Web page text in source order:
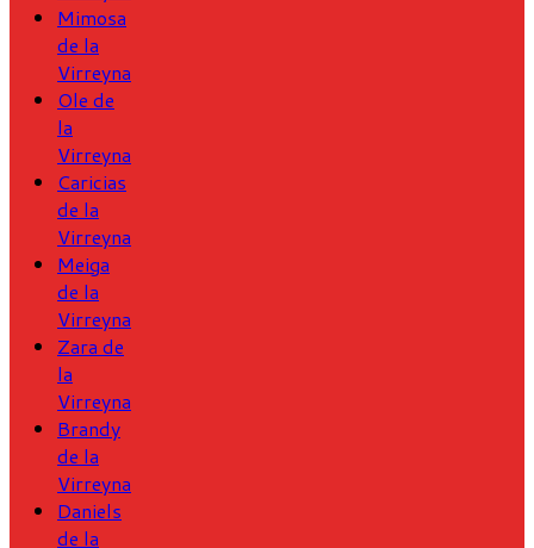
Mimosa
de la
Virreyna
Ole de
la
Virreyna
Caricias
de la
Virreyna
Meiga
de la
Virreyna
Zara de
la
Virreyna
Brandy
de la
Virreyna
Daniels
de la